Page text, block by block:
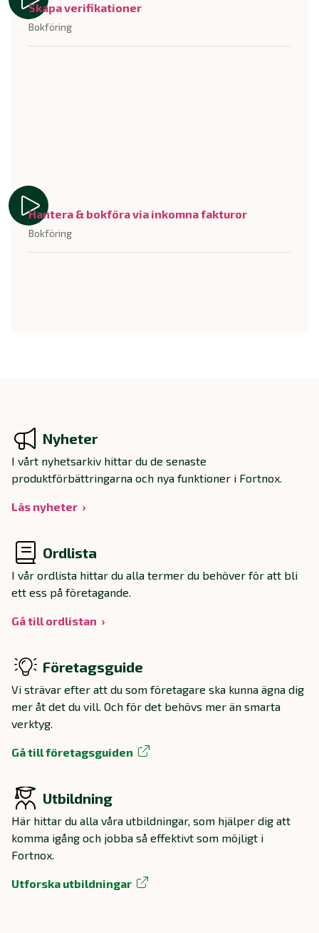
Skapa verifikationer
Bokföring
Hantera & bokföra via inkomna fakturor
Bokföring
Nyheter
I vårt nyhetsarkiv hittar du de senaste
produktförbättringarna och nya funktioner i Fortnox.
Läs nyheter
Ordlista
I vår ordlista hittar du alla termer du behöver för att bli
ett ess på företagande.
Gå till ordlistan
Företagsguide
Vi strävar efter att du som företagare ska kunna ägna dig
mer åt det du vill. Och för det behövs mer än smarta
verktyg.
Gå till företagsguiden
Utbildning
Här hittar du alla våra utbildningar, som hjälper dig att
komma igång och jobba så effektivt som möjligt i
Fortnox.
Utforska utbildningar